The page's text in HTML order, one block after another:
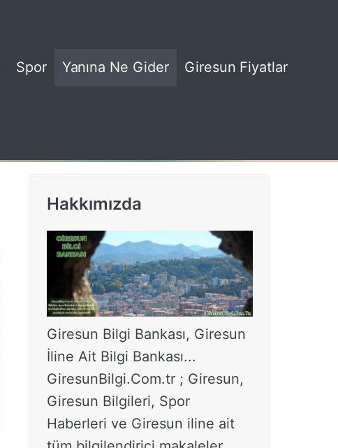
Spor Yanına Ne Gider Giresun Fiyatlar
Hakkımızda
Giresun Bilgi Bankası, Giresun
İline Ait Bilgi Bankası...
GiresunBilgi.Com.tr ; Giresun,
Giresun Bilgileri, Spor
Haberleri ve Giresun iline ait